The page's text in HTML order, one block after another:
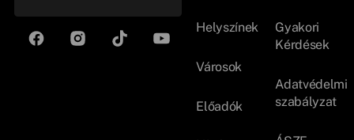
Helyszínek
Városok
Előadók
Gyakori
Kérdések
Adatvédelmi
szabályzat